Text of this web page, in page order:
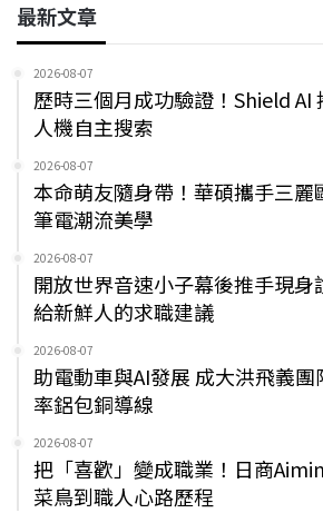
最新文章
2026-08-07
歷時三個月成功驗證！Shield AI
人機自主搜索
2026-08-07
本命萌友隨身帶！華碩攜手三麗
筆電潮流美學
2026-08-07
開放世界音速小子幕後推手現身
給新鮮人的求職建議
2026-08-07
助電動車與AI發展 成大洪飛義
率鋁包銅導線
2026-08-07
把「喜歡」變成職業！日商
菜鳥到職人心路歷程